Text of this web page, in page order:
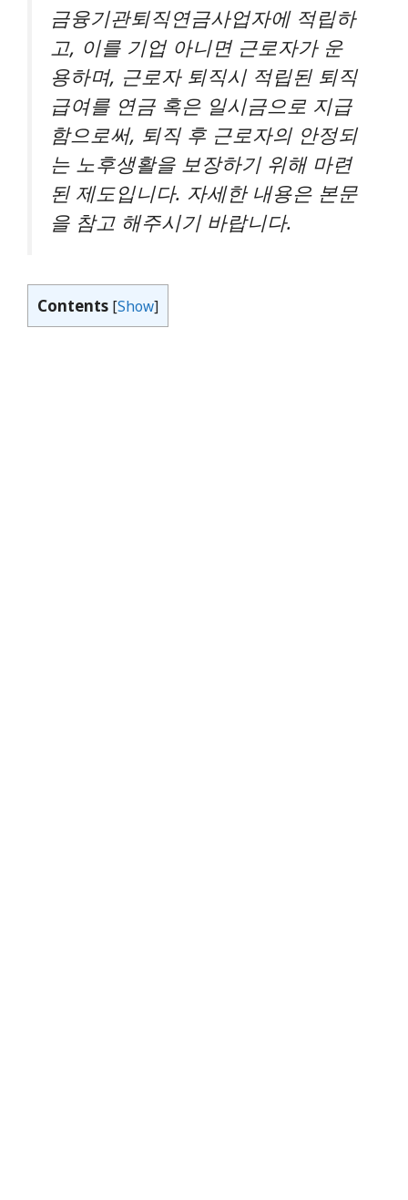
금융기관퇴직연금사업자에 적립하
고, 이를 기업 아니면 근로자가 운
용하며, 근로자 퇴직시 적립된 퇴직
급여를 연금 혹은 일시금으로 지급
함으로써, 퇴직 후 근로자의 안정되
는 노후생활을 보장하기 위해 마련
된 제도입니다. 자세한 내용은 본문
을 참고 해주시기 바랍니다.
Contents [Show]